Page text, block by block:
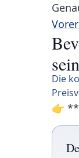
Die
👉 **